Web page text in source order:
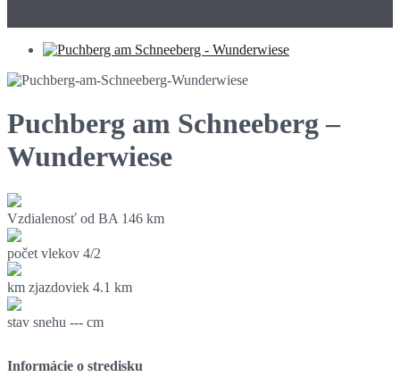
Puchberg am Schneeberg –
Wunderwiese
Vzdialenosť od BA 146 km
počet vlekov 4/2
km zjazdoviek 4.1 km
stav snehu --- cm
Informácie o stredisku